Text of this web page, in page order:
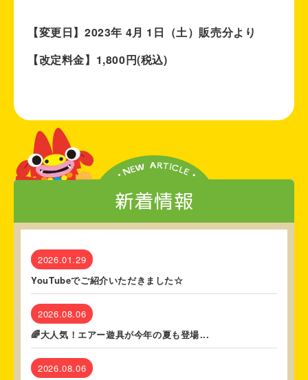
【変更日】2023年 4月 1日（土）販売分より
【改定料金】1,800円(税込)
新着情報
2026.01.29
YouTubeでご紹介いただきました☆
2026.08.06
🌈大人気！エアー遊具が今年の夏も登場...
2026.08.06